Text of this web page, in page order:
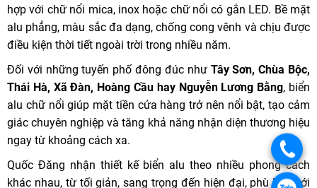
hợp với chữ nổi mica, inox hoặc chữ nổi có gắn LED. Bề mặt
alu phẳng, màu sắc đa dạng, chống cong vênh và chịu được
điều kiện thời tiết ngoài trời trong nhiều năm.
Đối với những tuyến phố đông đúc như Tây Sơn, Chùa Bộc,
Thái Hà, Xã Đàn, Hoàng Cầu hay Nguyễn Lương Bằng, biển
alu chữ nổi giúp mặt tiền cửa hàng trở nên nổi bật, tạo cảm
giác chuyên nghiệp và tăng khả năng nhận diện thương hiệu
ngay từ khoảng cách xa.
Quốc Đăng nhận thiết kế biển alu theo nhiều phong cách
khác nhau, từ tối giản, sang trọng đến hiện đại, phù hợp với